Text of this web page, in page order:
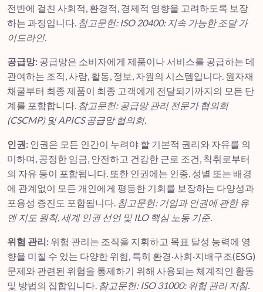
전반에 걸친 사회적, 환경적, 경제적 영향을 고려하도록 보장
하는 과정입니다. 참고문헌: ISO 20400: 지속 가능한 조달 가
이드라인.
공급망: 공급망은 소비자에게 제품이나 서비스를 공급하는 데
관여하는 조직, 사람, 활동, 정보, 자원의 시스템입니다. 원자재
채굴부터 최종 제품이 최종 고객에게 전달되기까지의 모든 단
계를 포함합니다. 참고문헌: 공급망 관리 전문가 협의회
(CSCMP) 및 APICS 공급망 협의회.
인권: 인권은 모든 인간이 누려야 할 기본적 권리와 자유를 의
미하며, 공정한 임금, 안전하고 건강한 근로 조건, 착취로부터
의 자유 등이 포함됩니다. 또한 인권에는 인종, 성별 또는 배경
에 관계없이 모든 개인에게 평등한 기회를 보장하는 다양성과
포용성 증진도 포함됩니다. 참고문헌: 기업과 인권에 관한 유
엔 지도 원칙, 세계 인권 선언 및 ILO 핵심 노동 기준.
위험 관리: 위험 관리는 조직을 지휘하고 목표 달성 능력에 영
향을 미칠 수 있는 다양한 위험, 특히 환경·사회·지배구조(ESG)
문제와 관련된 위험을 통제하기 위해 사용되는 체계적인 활동
및 방법의 집합입니다. 참고문헌: ISO 31000: 위험 관리 지침.